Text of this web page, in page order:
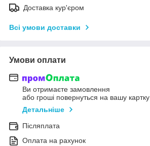
Доставка кур'єром
Всі умови доставки
Умови оплати
Ви отримаєте замовлення
або гроші повернуться на вашу картку
Детальніше
Післяплата
Оплата на рахунок